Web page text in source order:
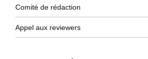
Comité de rédaction
Appel aux reviewers